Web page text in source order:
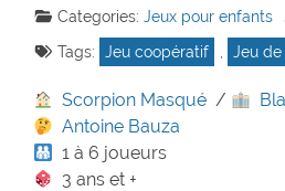
Categories: Jeux pour enfants
Tags:
Jeu coopératif , Jeu
Scorpion Masqué /
Antoine Bauza
1 à 6 joueurs
3 ans et +